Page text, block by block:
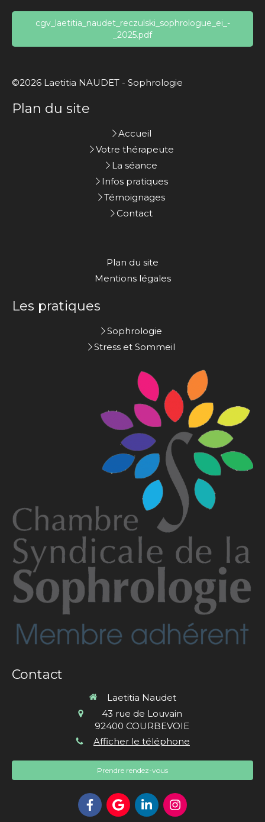
cgv_laetitia_naudet_reczulski_sophrologue_ei_-
_2025.pdf
©2026 Laetitia NAUDET - Sophrologie
Plan du site
Accueil
Votre thérapeute
La séance
Infos pratiques
Témoignages
Contact
Plan du site
Mentions légales
Les pratiques
Sophrologie
Stress et Sommeil
Contact
Laetitia Naudet
43 rue de Louvain
92400 COURBEVOIE
Afficher le téléphone
Prendre rendez-vous